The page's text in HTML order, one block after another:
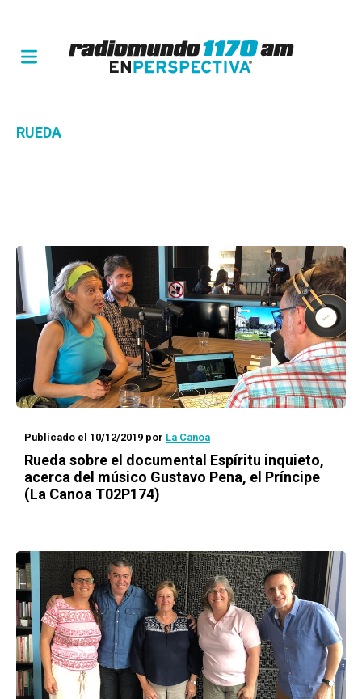
RUEDA
Publicado el 10/12/2019 por La Canoa
Rueda sobre el documental Espíritu inquieto,
acerca del músico Gustavo Pena, el Príncipe
(La Canoa T02P174)